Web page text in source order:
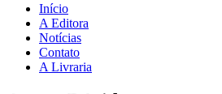
Início
A Editora
Notícias
Contato
A Livraria